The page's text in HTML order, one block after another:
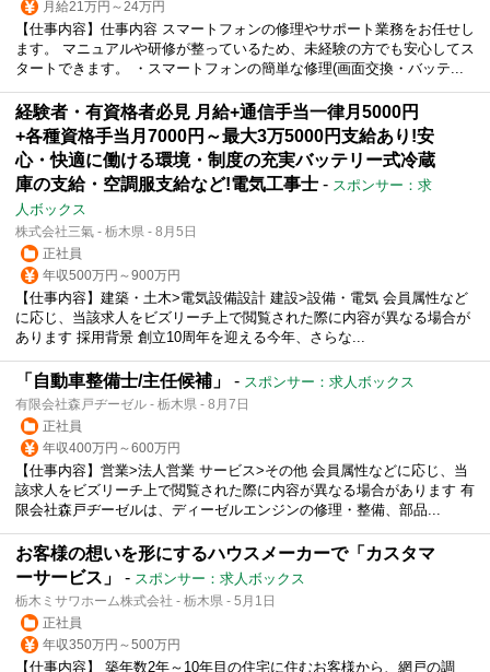
月給21万円～24万円
【仕事内容】仕事内容 スマートフォンの修理やサポート業務をお任せし
ます。 マニュアルや研修が整っているため、未経験の方でも安心してス
タートできます。 ・スマートフォンの簡単な修理(画面交換・バッテ...
経験者・有資格者必見 月給+通信手当一律月5000円
+各種資格手当月7000円～最大3万5000円支給あり!安
心・快適に働ける環境・制度の充実バッテリー式冷蔵
庫の支給・空調服支給など!電気工事士 - スポンサー：求
人ボックス
株式会社三氣 - 栃木県 - 8月5日
正社員
年収500万円～900万円
【仕事内容】建築・土木>電気設備設計 建設>設備・電気 会員属性など
に応じ、当該求人をビズリーチ上で閲覧された際に内容が異なる場合が
あります 採用背景 創立10周年を迎える今年、さらな...
「自動車整備士/主任候補」 - スポンサー：求人ボックス
有限会社森戸ヂーゼル - 栃木県 - 8月7日
正社員
年収400万円～600万円
【仕事内容】営業>法人営業 サービス>その他 会員属性などに応じ、当
該求人をビズリーチ上で閲覧された際に内容が異なる場合があります 有
限会社森戸ヂーゼルは、ディーゼルエンジンの修理・整備、部品...
お客様の想いを形にするハウスメーカーで「カスタマ
ーサービス」
- スポンサー：求人ボックス
栃木ミサワホーム株式会社 - 栃木県 - 5月1日
正社員
年収350万円～500万円
【仕事内容】 築年数2年～10年目の住宅に住むお客様から、網戸の調